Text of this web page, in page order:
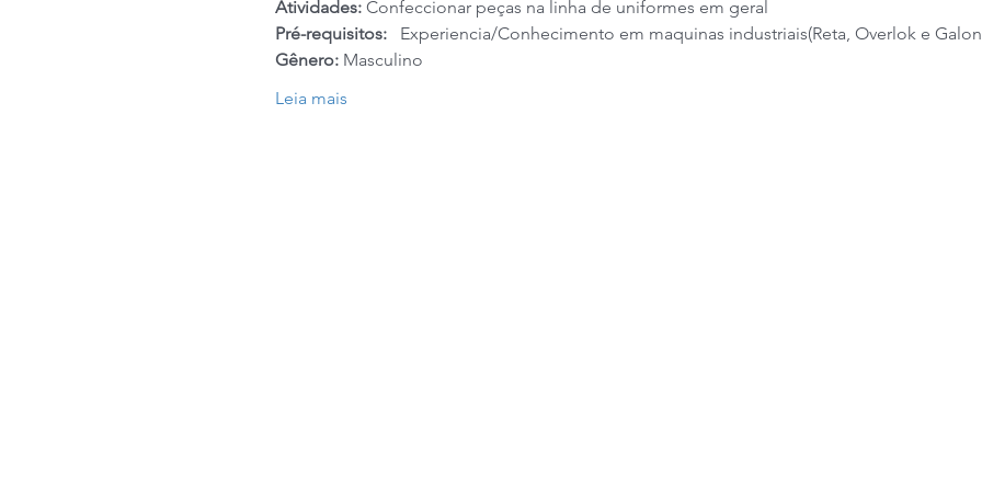
Atividades: Confeccionar peças na linha de uniformes em geral
Pré-requisitos: Experiencia/Conhecimento em maquinas industriais(Reta, Overlok e
Gênero: Masculino
Leia mais